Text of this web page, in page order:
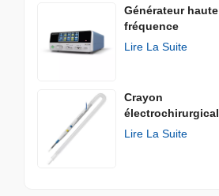
Générateur haute
fréquence
Lire La Suite
Crayon
électrochirurgical
jetable
Lire La Suite